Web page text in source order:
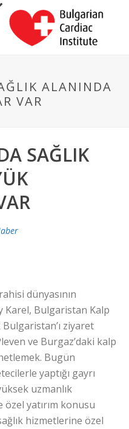
ALANINDA
VAR
SAĞLIK
dünyasının
Karel, Bulgaristan Kalp
ziyaret
ve Burgaz’daki kalp
Bugün
yaptığı gayrı
uzmanlık
yatırım konusu
hizmetlerine özel